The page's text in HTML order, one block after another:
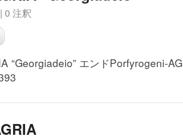
0 注釈
“Georgiadeio” エンドPorfyrogeni-